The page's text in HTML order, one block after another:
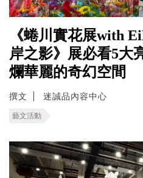
《蜷川實花展with
岸之影》展必看5大
爛華麗的奇幻空間
撰文 迷誠品內容中心
藝文活動